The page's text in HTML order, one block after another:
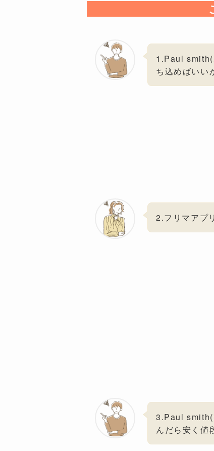
1.Paul smith(
ち込めばいい
2.フリマアプ
3.Paul smith(
んだら安く値